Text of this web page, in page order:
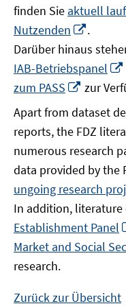
finden Sie aktuell
Nutzenden
neuem
Fenster
öffnen
.
Darüber hinaus
IAB-Betriebspanel
zum PASS
In
Fenster
öffnen
zur
Apart from dataset
reports, the FDZ
numerous research
data provided by the
ungoing research
In addition, literature
Establishment Panel
Market and Social
research.
Zurück zur Übersicht